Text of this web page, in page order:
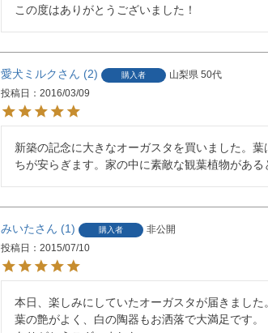
この度はありがとうございました！
愛犬ミルク 2 購入者 山梨県 50代
投稿日
2016/03/09
新築の記念に大きなオーガスタを買いました。
ちが安らぎます。家の中に素敵な観葉植物があ
みいた 1 購入者
非公開
投稿日
2015/07/10
本日、楽しみにしていたオーガスタが届きました。
葉の艶がよく、白の陶器もお洒落で大満足です。